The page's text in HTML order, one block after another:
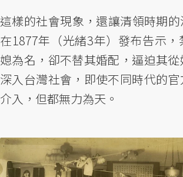
這樣的社會現象，還讓清領時期
在1877年（光緒3年）發布告示
媳為名，卻不替其婚配，逼迫其
深入台灣社會，即使不同時代的
介入，但都無力為天。